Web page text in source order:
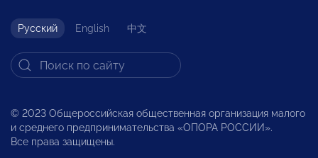
Русский English 中文
© 2023 Общероссийская общественная организация малого
и среднего предпринимательства «ОПОРА РОССИИ».
Все права защищены.